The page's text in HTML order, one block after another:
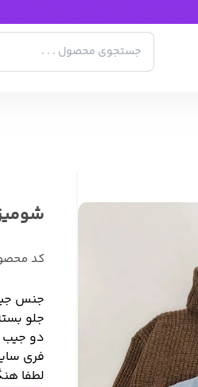
کد
جنس
جلو
دو جیب
فری سایز
لطفا